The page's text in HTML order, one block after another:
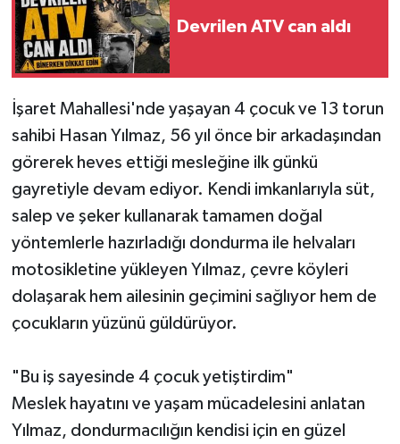
Devrilen ATV can aldı
İşaret Mahallesi'nde yaşayan 4 çocuk ve 13 torun
sahibi Hasan Yılmaz, 56 yıl önce bir arkadaşından
görerek heves ettiği mesleğine ilk günkü
gayretiyle devam ediyor. Kendi imkanlarıyla süt,
salep ve şeker kullanarak tamamen doğal
yöntemlerle hazırladığı dondurma ile helvaları
motosikletine yükleyen Yılmaz, çevre köyleri
dolaşarak hem ailesinin geçimini sağlıyor hem de
çocukların yüzünü güldürüyor.
"Bu iş sayesinde 4 çocuk yetiştirdim"
Meslek hayatını ve yaşam mücadelesini anlatan
Yılmaz, dondurmacılığın kendisi için en güzel